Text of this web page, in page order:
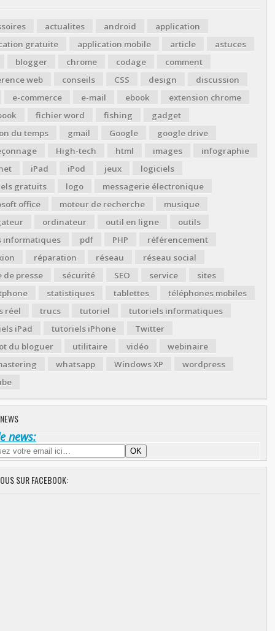
actualites android
application
gratuite
application mobile article
astuces
blogger
chrome codage
comment
web
conseils CSS design
discussion
e-commerce
e-mail ebook
extension chrome
fichier word fishing
gadget
du temps
gmail Google
google drive
High-tech html images
infographie
iPad iPod jeux
logiciels
gratuits
logo
messagerie électronique
office
moteur de recherche
musique
ordinateur outil en ligne
outils
informatiques
pdf PHP
référencement
réparation réseau
réseau social
de presse
sécurité SEO service
sites
statistiques tablettes
téléphones mobiles
réel
trucs tutoriel
tutoriels informatiques
iPad
tutoriels iPhone
Twitter
du bloguer
utilitaire vidéo
webinaire
whatsapp Windows XP
wordpress
news:
SUR FACEBOOK: